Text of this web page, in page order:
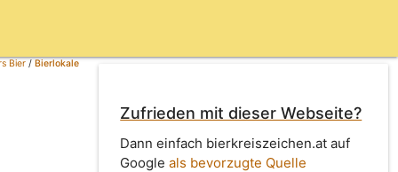
Bier/Bierlokale
Zufrieden mit dieser Webseite?
Dann einfach bierkreiszeichen.at auf
Googleals bevorzugte Quelle